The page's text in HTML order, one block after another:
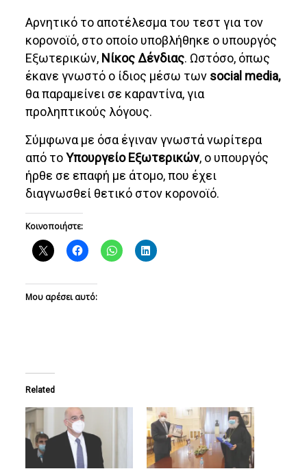
Αρνητικό το αποτέλεσμα του τεστ για τον
κορονοϊό, στο οποίο υποβλήθηκε ο υπουργός
Εξωτερικών, Νίκος Δένδιας. Ωστόσο, όπως
έκανε γνωστό ο ίδιος μέσω των social media,
θα παραμείνει σε καραντίνα, για
προληπτικούς λόγους.
Σύμφωνα με όσα έγιναν γνωστά νωρίτερα
από τοΥπουργείο Εξωτερικών, ο υπουργός
ήρθε σε επαφή με άτομο, που έχει
διαγνωσθεί θετικό στον κορονοϊό.
Κοινοποιήστε:
Μου αρέσει αυτό:
Related